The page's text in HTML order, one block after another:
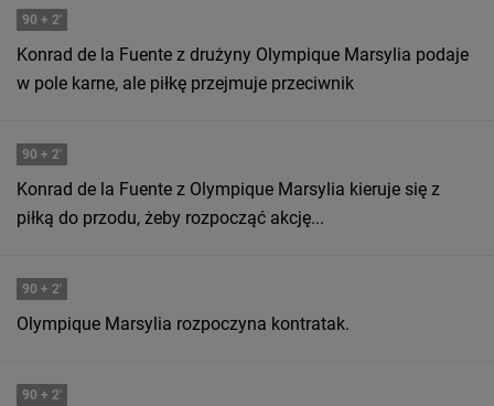
90 + 2'
Konrad de la Fuente z drużyny Olympique Marsylia podaje
w pole karne, ale piłkę przejmuje przeciwnik
90 + 2'
Konrad de la Fuente z Olympique Marsylia kieruje się z
piłką do przodu, żeby rozpocząć akcję...
90 + 2'
Olympique Marsylia rozpoczyna kontratak.
90 + 2'